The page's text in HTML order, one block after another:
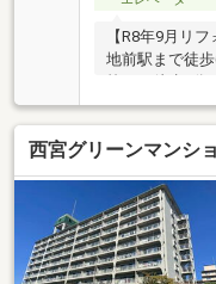
【R8年9月リ
地前駅まで徒
ィムコダンモ
西宮グリーンマンシ